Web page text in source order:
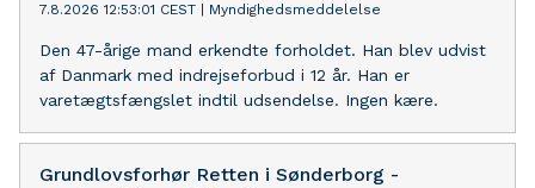
7.8.2026 12:53:01 CEST Myndighedsmeddelelse
Den 47-årige mand erkendte forholdet. Han blev udvist
af Danmark med indrejseforbud i 12 år. Han er
varetægtsfængslet indtil udsendelse. Ingen kære.
Grundlovsforhør Retten i Sønderborg -